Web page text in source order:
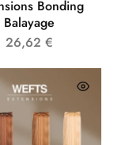
Bonding
Balayage
26,62€